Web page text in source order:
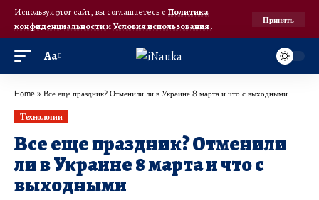
Используя этот сайт, вы соглашаетесь с Политика
конфиденциальностииУсловия использования.
Принять
Аа
Home » Все еще праздник? Отменили ли в Украине 8 марта и что с выходными
Технологии
Все еще праздник? Отменили
ли в Украине 8 марта и что с
выходными